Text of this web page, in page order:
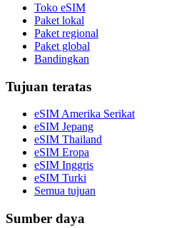
Toko eSIM
Paket lokal
Paket regional
Paket global
Bandingkan
Tujuan teratas
eSIM Amerika Serikat
eSIM Jepang
eSIM Thailand
eSIM Eropa
eSIM Inggris
eSIM Turki
Semua tujuan
Sumber daya